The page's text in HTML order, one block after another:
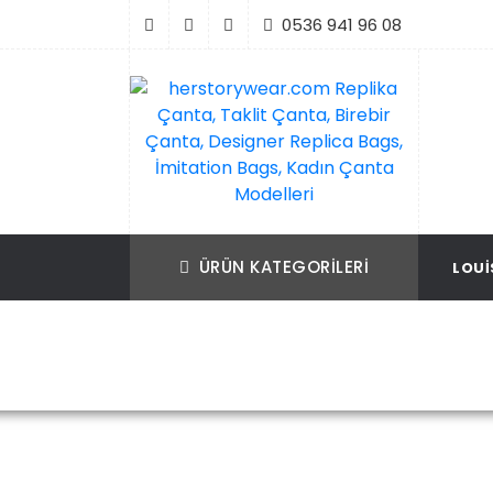
0536 941 96 08
İmitation Bags, Kadın Çanta Modelleri
ÜRÜN KATEGORILERI